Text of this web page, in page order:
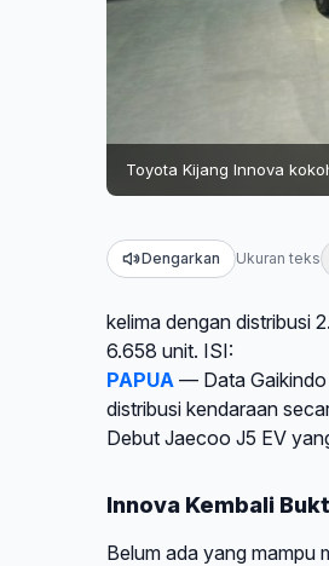
Toyota Kijang Innova
Dengarkan Ukuran teks
kelima dengan distribusi
6.658 unit. ISI:
PAPUA — Data Gaikindo
distribusi kendaraan
Debut Jaecoo J5 EV
Innova Kembali
Belum ada yang mampu